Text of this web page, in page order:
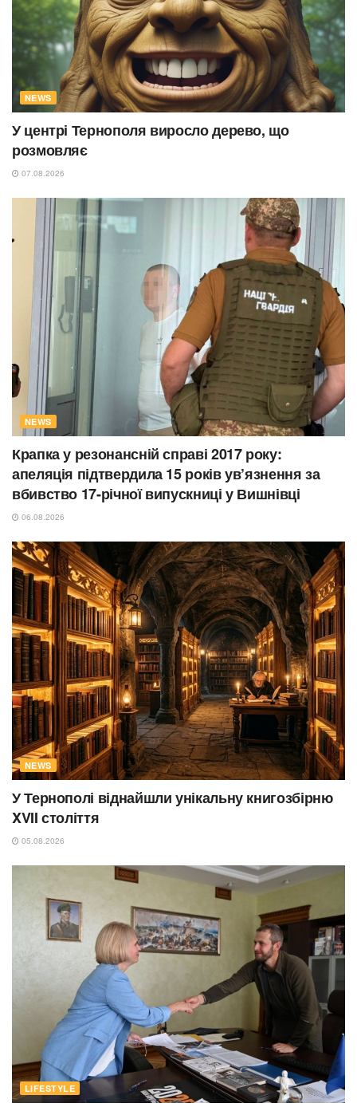
NEWS
У центрі Тернополя виросло дерево, що
розмовляє
07.08.2026
NEWS
Крапка у резонансній справі 2017 року:
апеляція підтвердила 15 років ув’язнення за
вбивство 17-річної випускниці у Вишнівці
06.08.2026
NEWS
У Тернополі віднайшли унікальну книгозбірню
XVII століття
05.08.2026
LIFESTYLE